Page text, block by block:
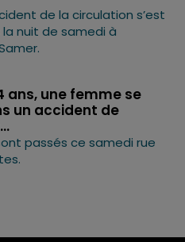
de la circulation s’est
nuit de samedi à
ans, une femme se
un accident de
passés ce samedi rue